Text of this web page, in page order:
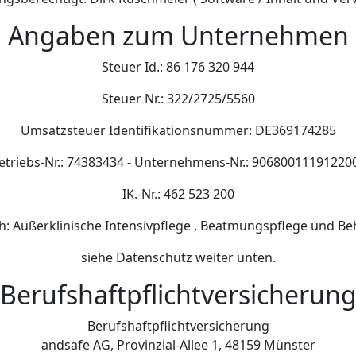
Angaben zum Unternehmen
Steuer Id.: 86 176 320 944
Steuer Nr.: 322/2725/5560
Umsatzsteuer Identifikationsnummer: DE369174285
Nr.: 74383434 - Unternehmens-Nr.:
IK.-Nr.: 462 523 200
Außerklinische Intensivpflege , Beatmungspflege und
siehe Datenschutz weiter unten.
Berufshaftpflichtversicherung
Berufshaftpflichtversicherung
andsafe AG, Provinzial-Allee 1, 48159 Münster